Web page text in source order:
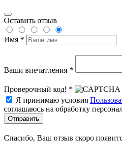
Оставить отзыв
Имя *
Ваши впечатления *
Проверочный код! *
Я принимаю условия
соглашаюсь на обработку
Отправить
Спасибо, Ваш отзыв скоро